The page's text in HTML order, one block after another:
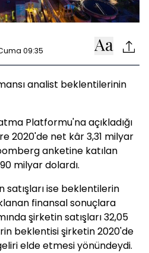
09:35
analist beklentilerinin
Platformu'na açıkladığı
2020'de net kâr 3,31 milyar
anketine katılan
milyar dolardı.
satışları ise beklentilerin
finansal sonuçlara
şirketin satışları 32,05
beklentisi şirketin 2020'de
elde etmesi yönündeydi.